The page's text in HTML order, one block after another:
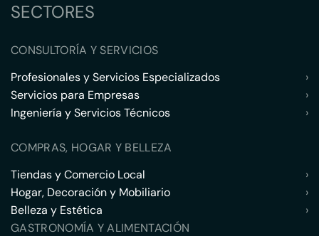
SECTORES
CONSULTORÍA Y SERVICIOS
Profesionales y Servicios Especializados
›
Servicios para Empresas
›
Ingeniería y Servicios Técnicos
›
COMPRAS, HOGAR Y BELLEZA
Tiendas y Comercio Local
›
Hogar, Decoración y Mobiliario
›
Belleza y Estética
›
GASTRONOMÍA Y ALIMENTACIÓN